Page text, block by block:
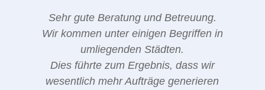
Sehr gute Beratung und Betreuung.
Wir kommen unter einigen Begriffen in
umliegenden Städten.
Dies führte zum Ergebnis, dass wir
wesentlich mehr Aufträge generieren